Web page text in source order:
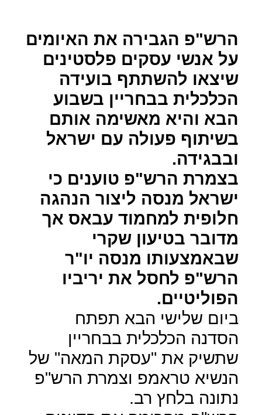
הרש"פ הגבירה את האיומים
על אנשי עסקים פלסטינים
שיצאו להשתתף בועידה
הכלכלית בבחריין בשבוע
הבא והיא מאשימה אותם
בשיתוף פעולה עם ישראל
ובבגידה.
בצמרת הרש"פ טוענים כי
ישראל מנסה ליצור הנהגה
חלופית למחמוד עבאס אך
מדובר בטיעון שקרי
שבאמצעותו מנסה יו"ר
הרש"פ לחסל את יריביו
הפוליטיים.
ביום שלישי הבא תפתח
הסדנה הכלכלית בבחריין
שתשיק את "עסקת המאה" של
הנשיא טראמפ וצמרת הרש"פ
נתונה בלחץ רב.